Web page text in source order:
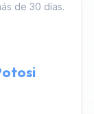
de 30 días.